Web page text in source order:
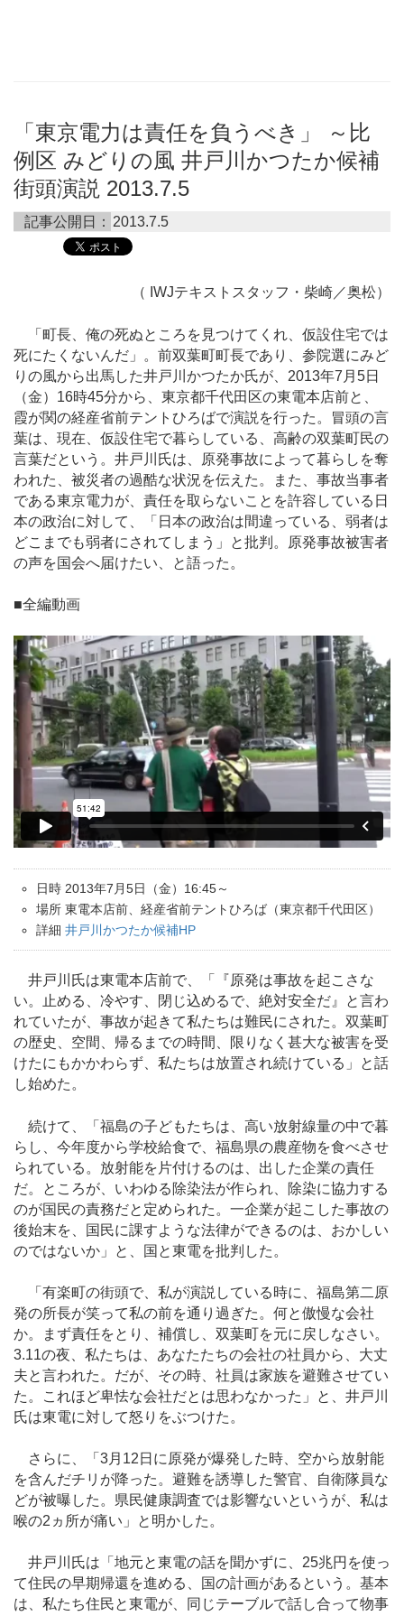
「東京電力は責任を負うべき」 ～比
例区 みどりの風 井戸川かつたか候補
街頭演説 2013.7.5
記事公開日： 2013.7.5
（ IWJテキストスタッフ・柴崎／奥松）
「町長、俺の死ぬところを見つけてくれ、仮設住宅では
死にたくないんだ」。前双葉町町長であり、参院選にみど
りの風から出馬した井戸川かつたか氏が、2013年7月5日
（金）16時45分から、東京都千代田区の東電本店前と、
霞が関の経産省前テントひろばで演説を行った。冒頭の言
葉は、現在、仮設住宅で暮らしている、高齢の双葉町民の
言葉だという。井戸川氏は、原発事故によって暮らしを奪
われた、被災者の過酷な状況を伝えた。また、事故当事者
である東京電力が、責任を取らないことを許容している日
本の政治に対して、「日本の政治は間違っている、弱者は
どこまでも弱者にされてしまう」と批判。原発事故被害者
の声を国会へ届けたい、と語った。
■全編動画
日時 2013年7月5日（金）16:45～
場所 東電本店前、経産省前テントひろば（東京都千代田区）
詳細 井戸川かつたか候補HP
井戸川氏は東電本店前で、「『原発は事故を起こさな
い。止める、冷やす、閉じ込めるで、絶対安全だ』と言わ
れていたが、事故が起きて私たちは難民にされた。双葉町
の歴史、空間、帰るまでの時間、限りなく甚大な被害を受
けたにもかかわらず、私たちは放置され続けている」と話
し始めた。
続けて、「福島の子どもたちは、高い放射線量の中で暮
らし、今年度から学校給食で、福島県の農産物を食べさせ
られている。放射能を片付けるのは、出した企業の責任
だ。ところが、いわゆる除染法が作られ、除染に協力する
のが国民の責務だと定められた。一企業が起こした事故の
後始末を、国民に課すような法律ができるのは、おかしい
のではないか」と、国と東電を批判した。
「有楽町の街頭で、私が演説している時に、福島第二原
発の所長が笑って私の前を通り過ぎた。何と傲慢な会社
か。まず責任をとり、補償し、双葉町を元に戻しなさい。
3.11の夜、私たちは、あなたたちの会社の社員から、大丈
夫と言われた。だが、その時、社員は家族を避難させてい
た。これほど卑怯な会社だとは思わなかった」と、井戸川
氏は東電に対して怒りをぶつけた。
さらに、「3月12日に原発が爆発した時、空から放射能
を含んだチリが降った。避難を誘導した警官、自衛隊員な
どが被曝した。県民健康調査では影響ないというが、私は
喉の2ヵ所が痛い」と明かした。
井戸川氏は「地元と東電の話を聞かずに、25兆円を使っ
て住民の早期帰還を進める、国の計画があるという。基本
は、私たち住民と東電が、同じテーブルで話し合って物事